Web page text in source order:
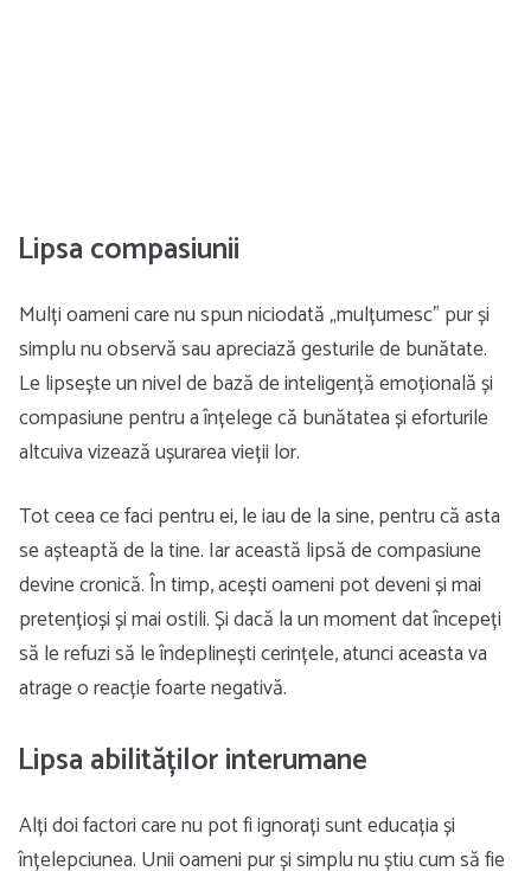
Lipsa compasiunii
Mulți oameni care nu spun niciodată „mulțumesc” pur și
simplu nu observă sau apreciază gesturile de bunătate.
Le lipsește un nivel de bază de inteligență emoțională și
compasiune pentru a înțelege că bunătatea și eforturile
altcuiva vizează ușurarea vieții lor.
Tot ceea ce faci pentru ei, le iau de la sine, pentru că asta
se așteaptă de la tine. Iar această lipsă de compasiune
devine cronică. În timp, acești oameni pot deveni și mai
pretențioși și mai ostili. Și dacă la un moment dat începeți
să le refuzi să le îndeplinești cerințele, atunci aceasta va
atrage o reacție foarte negativă.
Lipsa abilităților interumane
Alți doi factori care nu pot fi ignorați sunt educația și
înțelepciunea. Unii oameni pur și simplu nu știu cum să fie